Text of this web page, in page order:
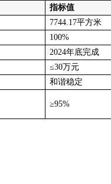
指标值
7744.17平方米
100%
2024年底完成
≤30万元
和谐稳定
≥95%